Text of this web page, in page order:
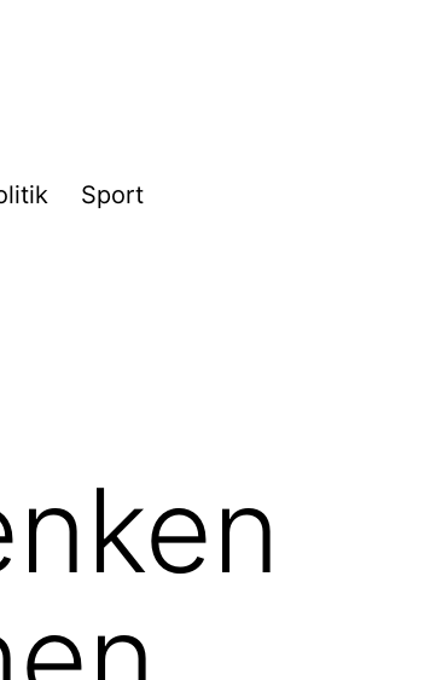
Sport